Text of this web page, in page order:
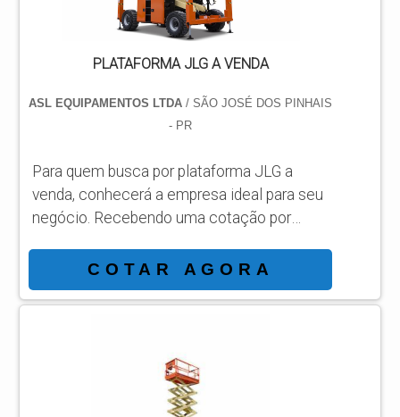
PLATAFORMA JLG A VENDA
ASL EQUIPAMENTOS LTDA/ SÃO JOSÉ DOS PINHAIS
- PR
Para quem busca por plataforma JLG a
venda, conhecerá a empresa ideal para seu
negócio. Recebendo uma cotação por
conhecendo a sofisticação, qualidade e
preço justo em um só lugar. MAIS
INFORMAÇÕES INTERESSANTES SOBRE
busca por plataforma JLG a venda em uma
empresa comprometida com os serviços,
acha o site da ASL Equipamentos. Uma
COTAR AGORA